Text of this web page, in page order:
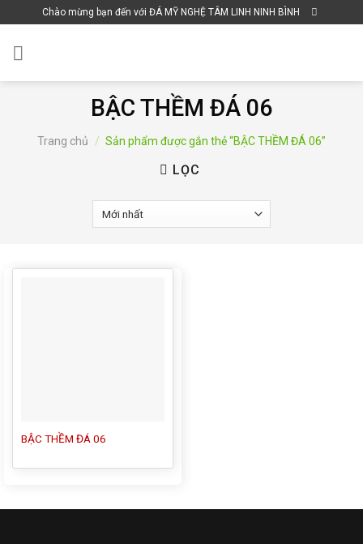
to
content
Chào mừng bạn đến với ĐÁ MỸ NGHỆ TÂM LINH NINH BÌNH
BẬC THỀM ĐÁ 06
Trang chủ / Sản phẩm được gắn thẻ “BẬC THỀM ĐÁ 06”
LỌC
BẬC THỀM ĐÁ 06